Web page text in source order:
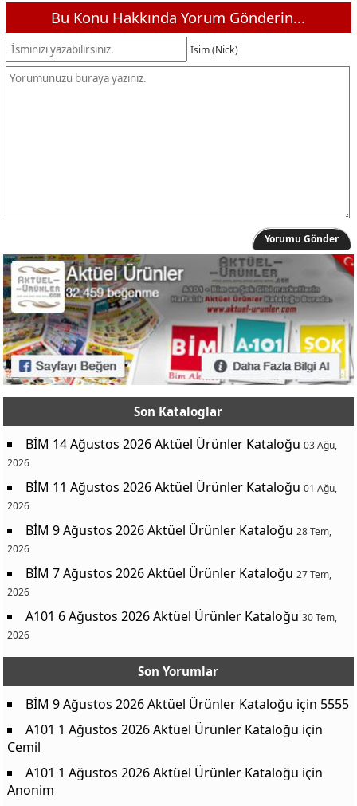
Bu Konu Hakkında Yorum Gönderin...
İsim (Nick)
Yorumu Gönder
Son Kataloglar
BİM 14 Ağustos 2026 Aktüel Ürünler Kataloğu 03 Ağu,
2026
BİM 11 Ağustos 2026 Aktüel Ürünler Kataloğu 01 Ağu,
2026
BİM 9 Ağustos 2026 Aktüel Ürünler Kataloğu 28 Tem,
2026
BİM 7 Ağustos 2026 Aktüel Ürünler Kataloğu 27 Tem,
2026
A101 6 Ağustos 2026 Aktüel Ürünler Kataloğu 30 Tem,
2026
Son Yorumlar
BİM 9 Ağustos 2026 Aktüel Ürünler Kataloğu için 5555
A101 1 Ağustos 2026 Aktüel Ürünler Kataloğu için
Cemil
A101 1 Ağustos 2026 Aktüel Ürünler Kataloğu için
Anonim